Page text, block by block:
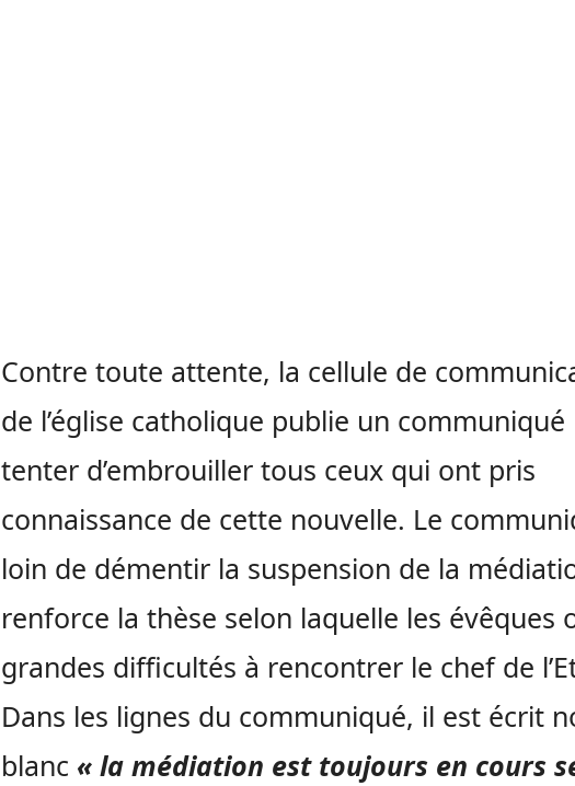
Contre toute attente, la cellule de
de l’église catholique publie un
tenter d’embrouiller tous ceux qui ont pris
connaissance de cette nouvelle. Le
loin de démentir la suspension de la
renforce la thèse selon laquelle les évêques
grandes difficultés à rencontrer le chef de
Dans les lignes du communiqué, il est écrit
blanc « la médiation est toujours en cours